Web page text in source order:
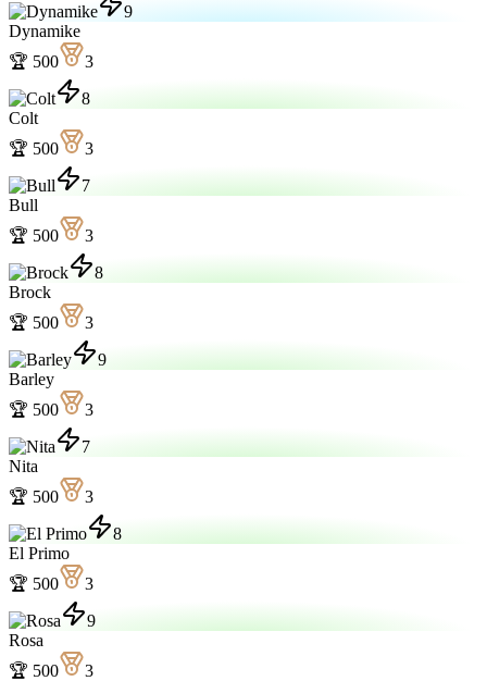
9
Dynamike
🏆 500
3
8
Colt
🏆 500
3
7
Bull
🏆 500
3
8
Brock
🏆 500
3
9
Barley
🏆 500
3
7
Nita
🏆 500
3
8
El Primo
🏆 500
3
9
Rosa
🏆 500
3